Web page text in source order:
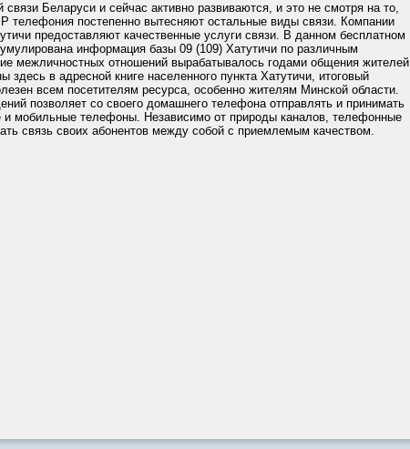
Беларуси и сейчас активно развиваются, и это не смотря на то,
телефония постепенно вытесняют остальные виды связи. Компании
предоставляют качественные услуги связи. В данном бесплатном
информация базы 09 (109) Хатутичи по различным
межличностных отношений вырабатывалось годами общения жителей
здесь в адресной книге населенного пункта Хатутичи, итоговый
всем посетителям ресурса, особенно жителям Минской области.
позволяет со своего домашнего телефона отправлять и принимать
мобильные телефоны. Независимо от природы каналов, телефонные
связь своих абонентов между собой с приемлемым качеством.